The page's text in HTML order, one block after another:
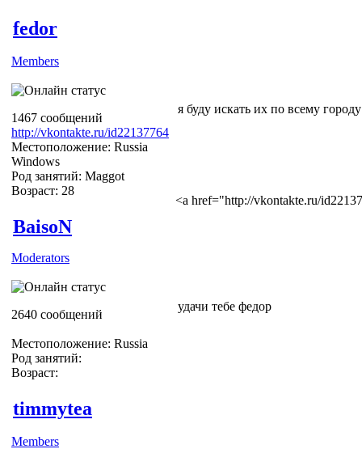
fedor
Members
1467 сообщений
http://vkontakte.ru/id22137764
Местоположение: Russia
Windows
Род занятий: Maggot
Возраст: 28
я буду искать их по всему городу
<a href="http://vkontakte.ru/
BaisoN
Moderators
2640 сообщений
Местоположение: Russia
Род занятий:
Возраст:
удачи тебе федор
timmytea
Members